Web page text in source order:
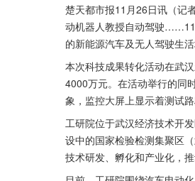
楚天都市报11月26日讯（记
动机器人教授自动驾驶……11
的新能源汽车及无人驾驶生活
本次科技成果转化活动在武
4000万元。在活动举行的同
象，监控大屏上显示着测试
工研院位于武汉经济技术开
设中的国家检验检测集聚区
技术研发、孵化和产业化，